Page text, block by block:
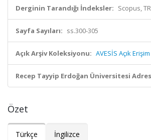
Derginin Tarandığı İndeksler: Scopus,
Sayfa Sayıları: ss.300-305
Açık Arşiv Koleksiyonu: AVESİS Açık
Recep Tayyip Erdoğan Üniversitesi
Özet
Türkçe İngilizce